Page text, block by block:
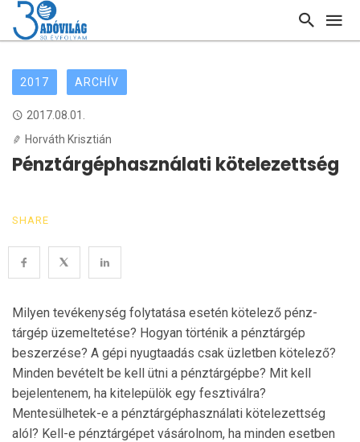
2017 ARCHÍV
2017.08.01.
Horváth Krisztián
Pénztárgéphasználati kötelezettség
SHARE
Milyen tevékenység folytatása esetén kötelező pénz­
tárgép üzemeltetése? Hogyan történik a pénztárgép
beszerzése? A gépi nyugtaadás csak üzletben köte­lező?
Minden bevételt be kell ütni a pénztárgépbe? Mit kell
bejelentenem, ha kitelepülök egy fesztiválra?
Mentesülhetek-e a pénztárgéphasználati kötelezett­ség
alól? Kell-e pénztárgépet vásárolnom, ha minden esetben